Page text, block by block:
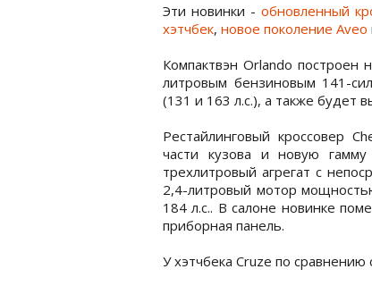
Эти новинки - обновленный
хэтчбек, новое поколение Aveo
Компактвэн Orlando
литровым бензиновым 141-
(131 и 163 л.с.), а также будет
Рестайлинговый кроссовер
части кузова и новую
трехлитровый агрегат с
2,4-литровый мотор
184 л.с.. В салоне новинке
приборная панель.
У хэтчбека Cruze по